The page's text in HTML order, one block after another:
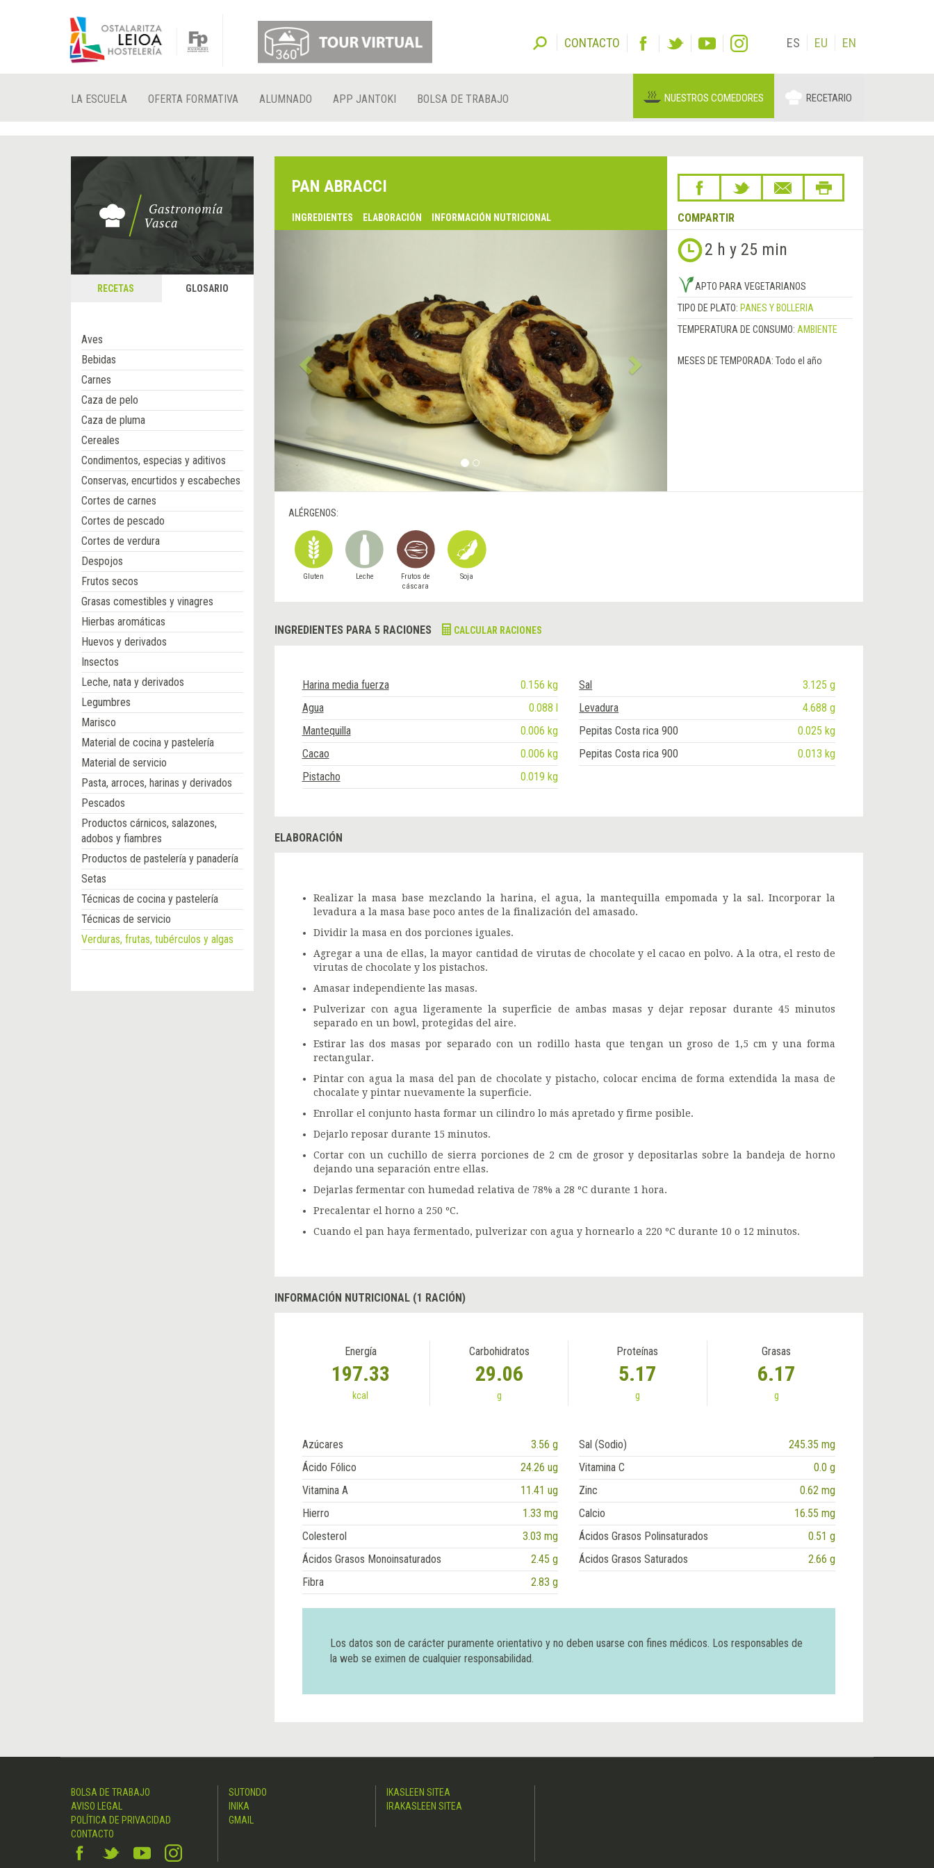
CONTACTO ES EU EN
LA ESCUELA OFERTA FORMATIVA ALUMNADO APP JANTOKI BOLSA DE TRABAJO NUESTROS COMEDORES RECETARIO
RECETAS GLOSARIO
Aves
Bebidas
Carnes
Caza de pelo
Caza de pluma
Cereales
Condimentos, especias y aditivos
Conservas, encurtidos y escabeches
Cortes de carnes
Cortes de pescado
Cortes de verdura
Despojos
Frutos secos
Grasas comestibles y vinagres
Hierbas aromáticas
Huevos y derivados
Insectos
Leche, nata y derivados
Legumbres
Marisco
Material de cocina y pastelería
Material de servicio
Pasta, arroces, harinas y derivados
Pescados
Productos cárnicos, salazones,
adobos y fiambres
Productos de pastelería y panadería
Setas
Técnicas de cocina y pastelería
Técnicas de servicio
Verduras, frutas, tubérculos y algas
PAN ABRACCI
INGREDIENTES ELABORACIÓN INFORMACIÓN NUTRICIONAL COMPARTIR
Siguiente
&rsaquo; 2 h y 25 min
APTO PARA VEGETARIANOS
TIPO DE PLATO: PANES Y BOLLERIA
TEMPERATURA DE CONSUMO: AMBIENTE
MESES DE TEMPORADA: Todo el año
ALÉRGENOS:
Gluten Leche
Frutos de
cáscara
Soja
INGREDIENTES PARA 5 RACIONES CALCULAR RACIONES
Harina media fuerza 0.156 kg Sal
3.125 g
Agua
0.088 l Levadura
4.688 g
Mantequilla
0.006 kg Pepitas Costa rica 900
0.025 kg
Cacao
0.006 kg Pepitas Costa rica 900
0.013 kg
Pistacho
0.019 kg
ELABORACIÓN
Realizar la masa base mezclando la harina, el agua, la mantequilla empomada y la sal. Incorporar la
levadura a la masa base poco antes de la finalización del amasado.
Dividir la masa en dos porciones iguales.
Agregar a una de ellas, la mayor cantidad de virutas de chocolate y el cacao en polvo. A la otra, el resto de
virutas de chocolate y los pistachos.
Amasar independiente las masas.
Pulverizar con agua ligeramente la superficie de ambas masas y dejar reposar durante 45 minutos
separado en un bowl, protegidas del aire.
Estirar las dos masas por separado con un rodillo hasta que tengan un groso de 1,5 cm y una forma
rectangular.
Pintar con agua la masa del pan de chocolate y pistacho, colocar encima de forma extendida la masa de
chocalate y pintar nuevamente la superficie.
Enrollar el conjunto hasta formar un cilindro lo más apretado y firme posible.
Dejarlo reposar durante 15 minutos.
Cortar con un cuchillo de sierra porciones de 2 cm de grosor y depositarlas sobre la bandeja de horno
dejando una separación entre ellas.
Dejarlas fermentar con humedad relativa de 78% a 28 ºC durante 1 hora.
Precalentar el horno a 250 ºC.
Cuando el pan haya fermentado, pulverizar con agua y hornearlo a 220 ºC durante 10 o 12 minutos.
INFORMACIÓN NUTRICIONAL (1 RACIÓN)
Energía
197.33
kcal
Carbohidratos
29.06
g
Proteínas
5.17
g
Grasas
6.17
g
Azúcares 3.56 g Sal (Sodio)
245.35 mg
Ácido Fólico
24.26 ug Vitamina C
0.0 g
Vitamina A
11.41 ug Zinc
0.62 mg
Hierro
1.33 mg Calcio
16.55 mg
Colesterol
3.03 mg Ácidos Grasos Polinsaturados
0.51 g
Ácidos Grasos Monoinsaturados
2.45 g Ácidos Grasos Saturados
2.66 g
Fibra
2.83 g
Los datos son de carácter puramente orientativo y no deben usarse con fines médicos. Los responsables de
la web se eximen de cualquier responsabilidad.
BOLSA DE TRABAJO
AVISO LEGAL
POLÍTICA DE PRIVACIDAD
CONTACTO
SUTONDO
INIKA
GMAIL
IKASLEEN SITEA
IRAKASLEEN SITEA